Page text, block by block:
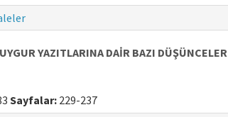
YAZITLARINA DAİR BAZI DÜŞÜNCELER
Sayfalar: 229-237